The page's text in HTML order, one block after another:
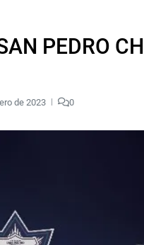
PEDRO
de 2023 0